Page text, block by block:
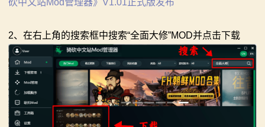
2、在右上角的搜索框中搜索“全面大修”MOD并点击下载